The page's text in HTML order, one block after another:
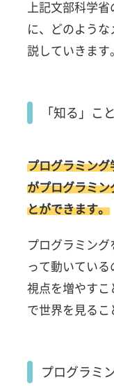
上記文部科学
に、どのよう
説していきます
「知る」こ
プログラミング
がプログラミン
とができます。
プログラミン
って動いてい
視点を増やすこ
で世界を見るこ
プログラミ